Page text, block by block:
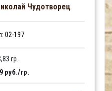
Чудотворец
02-197
гр.
руб./гр.